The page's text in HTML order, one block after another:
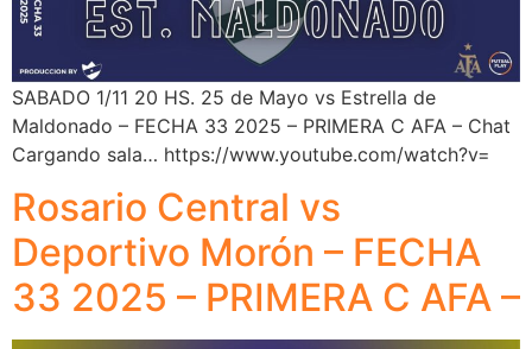
SABADO 1/11 20 HS. 25 de Mayo vs Estrella de
Maldonado – FECHA 33 2025 – PRIMERA C AFA – Chat
Cargando sala… https://www.youtube.com/watch?v=
Rosario Central vs
Deportivo Morón – FECHA
33 2025 – PRIMERA C AFA –